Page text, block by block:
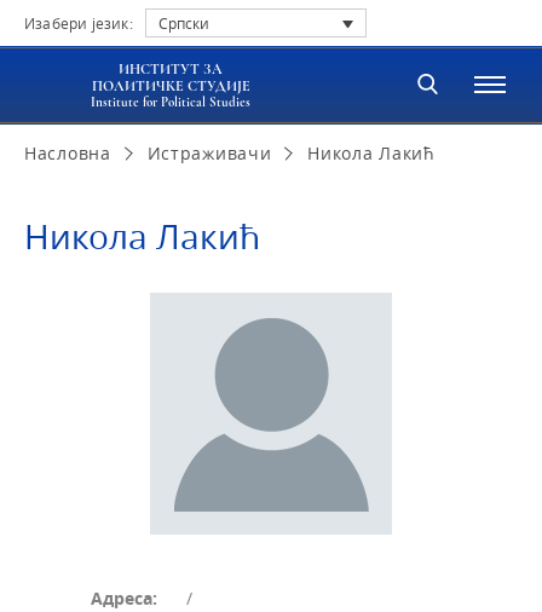
Изабери језик: Српски
ИНСТИТУТ ЗА
ПОЛИТИЧКЕ СТУДИЈЕ
Institute for Political Studies
Насловна Истраживачи Никола Лакић
Никола Лакић
Адреса:
/